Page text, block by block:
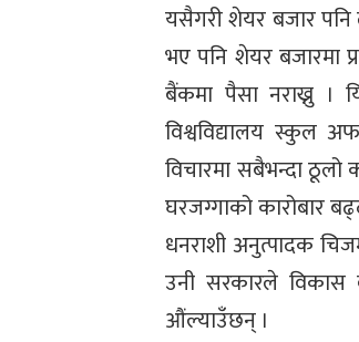
यसैगरी शेयर बजार
भए पनि शेयर बजारमा
बैंकमा पैसा नराख्नु ।
विश्वविद्यालय स्कुल
विचारमा सबैभन्दा ठूलो
घरजग्गाको कारोबार
धनराशी अनुत्पादक
उनी सरकारले
औंल्याउँछन् ।